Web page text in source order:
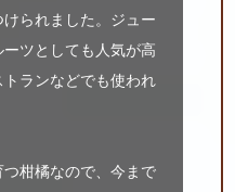
られました。ジュー
ツとしても人気が高
ランなどでも使われ
柑橘なので、今まで